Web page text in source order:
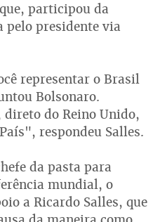
participou da
pelo presidente via
representar o Brasil
Bolsonaro.
direto do Reino Unido,
respondeu Salles.
da pasta para
mundial, o
a Ricardo Salles, que